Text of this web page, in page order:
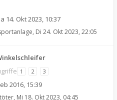
14. Okt 2023, 10:37
, Di 24. Okt 2023, 22:05
1 2 3
2016, 15:39
, Mi 18. Okt 2023, 04:45